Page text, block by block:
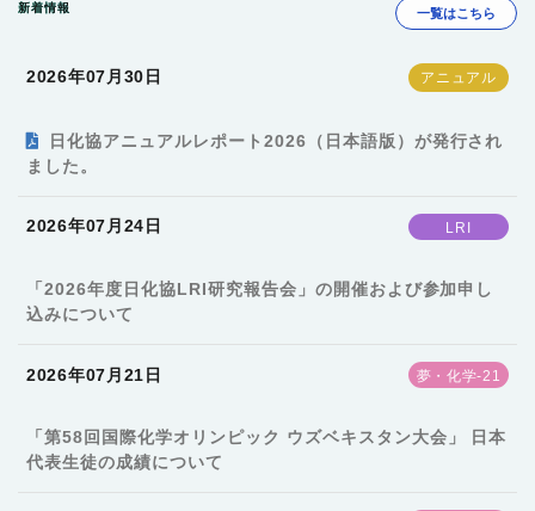
新着情報 一覧はこちら
2026年07月30日
日化協アニュアルレポート2026（日本語版）が発行され
ました。
2026年07月24日 LRI
「2026年度日化協LRI研究報告会」の開催および参加申し
込みについて
2026年07月21日 夢・化学-21
「第58回国際化学オリンピック ウズベキスタン大会」 日本
代表生徒の成績について